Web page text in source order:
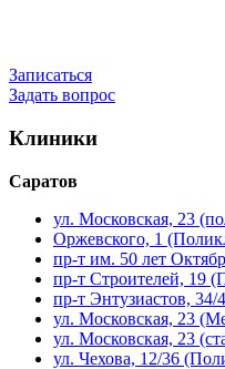
Записаться
Задать вопрос
Клиники
Саратов
ул. Московская, 23
Оржевского, 1
пр-т им. 50 лет
пр-т Строителей, 19
пр-т Энтузиастов,
ул. Московская, 23
ул. Московская, 23
ул. Чехова, 12/36